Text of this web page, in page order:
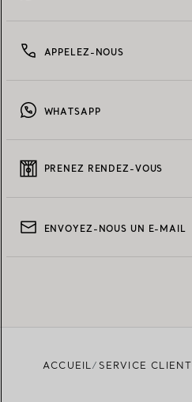
APPELEZ-NOUS
WHATSAPP
PRENEZ RENDEZ-VOUS
ENVOYEZ-NOUS UN E-MAIL
ACCUEIL SERVICE CLIENT